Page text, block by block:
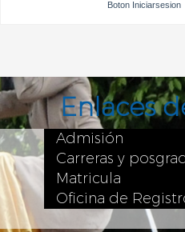
Boton Iniciarsesion
Enlaces
Admisión
Carreras y
Matricula
Oficina de